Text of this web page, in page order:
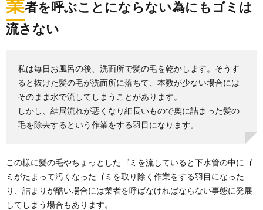
者を呼ぶことにならない為にもゴミは
流さない
私は毎日お風呂の後、洗面所で髪の毛を乾かします。そうす
ると抜けた髪の毛が洗面所に落ちて、本数が少ない場合には
そのまま水で流してしまうことがあります。
しかし、結局流れが悪くなり細長いもので奥に詰まった髪の
毛を除去するという作業をする羽目になります。
この様に髪の毛やちょっとしたゴミを流していると下水管の中にゴ
ミがたまって汚くなったゴミを取り除く作業をする羽目になった
り、詰まりが酷い場合には業者を呼ばなければならない事態に発展
してしまう場合もあります。